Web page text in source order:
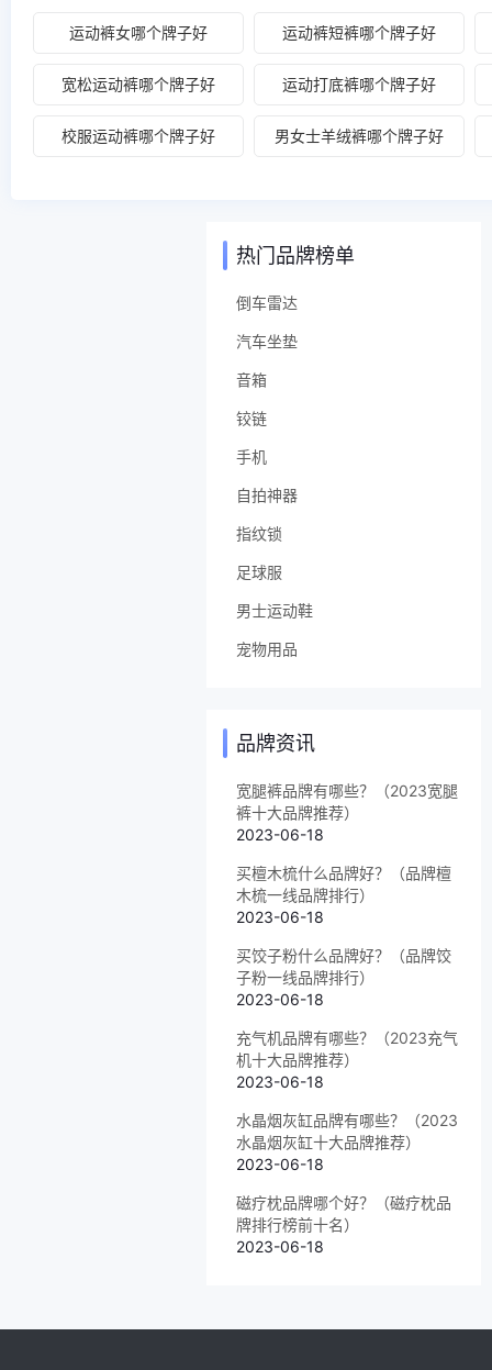
运动裤女哪个牌子好 运动裤短裤哪个牌子好
宽松运动裤哪个牌子好 运动打底裤哪个牌子好
校服运动裤哪个牌子好 男女士羊绒裤哪个牌子好
热门品牌榜单
倒车雷达
汽车坐垫
音箱
铰链
手机
自拍神器
指纹锁
足球服
男士运动鞋
宠物用品
品牌资讯
宽腿裤品牌有哪些？（2023宽腿
裤十大品牌推荐）
2023-06-18
买檀木梳什么品牌好？（品牌檀
木梳一线品牌排行）
2023-06-18
买饺子粉什么品牌好？（品牌饺
子粉一线品牌排行）
2023-06-18
充气机品牌有哪些？（2023充气
机十大品牌推荐）
2023-06-18
水晶烟灰缸品牌有哪些？（2023
水晶烟灰缸十大品牌推荐）
2023-06-18
磁疗枕品牌哪个好？（磁疗枕品
牌排行榜前十名）
2023-06-18